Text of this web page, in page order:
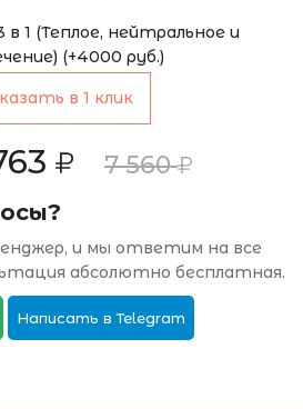
1 (Теплое, нейтральное и
(+4000 руб.)
в 1 клик
7 560
и мы ответим на все
абсолютно бесплатная.
Написать в Telegram